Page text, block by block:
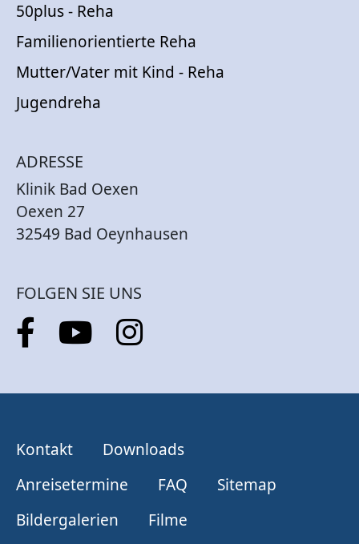
50plus - Reha
Familienorientierte Reha
Mutter/Vater mit Kind - Reha
Jugendreha
ADRESSE
Klinik Bad Oexen
Oexen 27
32549 Bad Oeynhausen
FOLGEN SIE UNS
Kontakt
Downloads
Anreisetermine
FAQ
Sitemap
Bildergalerien
Filme